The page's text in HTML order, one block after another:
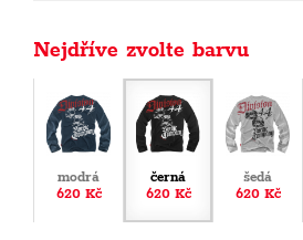
Nejdříve zvolte barvu
modrá
620 Kč
černá
620 Kč
šedá
620 Kč